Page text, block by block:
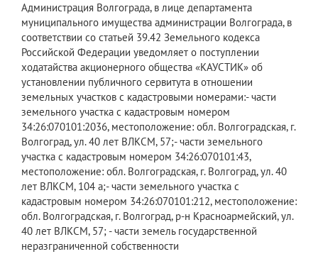
Администрация Волгограда, в лице департамента
муниципального имущества администрации Волгограда, в
соответствии со статьей 39.42 Земельного кодекса
Российской Федерации уведомляет о поступлении
ходатайства акционерного общества «КАУСТИК» об
установлении публичного сервитута в отношении
земельных участков с кадастровыми номерами:- части
земельного участка с кадастровым номером
34:26:070101:2036, местоположение: обл. Волгоградская, г.
Волгоград, ул. 40 лет ВЛКСМ, 57;- части земельного
участка с кадастровым номером 34:26:070101:43,
местоположение: обл. Волгоградская, г. Волгоград, ул. 40
лет ВЛКСМ, 104 а;- части земельного участка с
кадастровым номером 34:26:070101:212, местоположение:
обл. Волгоградская, г. Волгоград, р-н Красноармейский, ул.
40 лет ВЛКСМ, 57; - части земель государственной
неразграниченной собственности